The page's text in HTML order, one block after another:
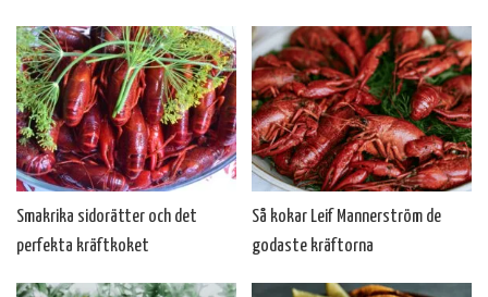
Smakrika sidorätter och det
perfekta kräftkoket
Så kokar Leif Mannerström de
godaste kräftorna